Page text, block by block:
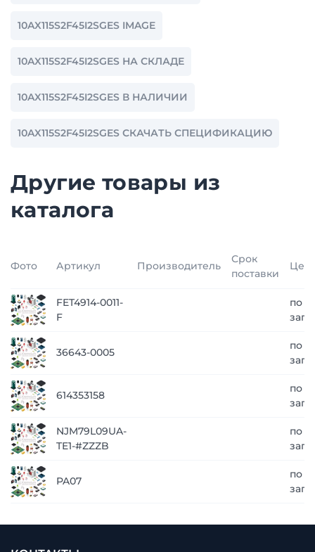
10AX115S2F45I2SGES IMAGE
10AX115S2F45I2SGES НА СКЛАДЕ
10AX115S2F45I2SGES В НАЛИЧИИ
10AX115S2F45I2SGES СКАЧАТЬ СПЕЦИФИКАЦИЮ
Другие товары из
каталога
Фото Артикул Производитель
Срок
поставки
FET4914-0011-
F
по
36643-0005
по
614353158
по
NJM79L09UA-
TE1-#ZZZB
по
PA07
по